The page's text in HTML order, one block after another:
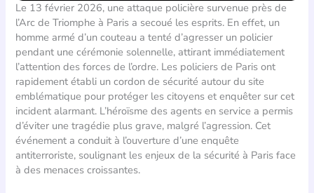
Le 13 février 2026, une attaque policière survenue près de
l’Arc de Triomphe à Paris a secoué les esprits. En effet, un
homme armé d’un couteau a tenté d’agresser un policier
pendant une cérémonie solennelle, attirant immédiatement
l’attention des forces de l’ordre. Les policiers de Paris ont
rapidement établi un cordon de sécurité autour du site
emblématique pour protéger les citoyens et enquêter sur cet
incident alarmant. L’héroïsme des agents en service a permis
d’éviter une tragédie plus grave, malgré l’agression. Cet
événement a conduit à l’ouverture d’une enquête
antiterroriste, soulignant les enjeux de la sécurité à Paris face
à des menaces croissantes.